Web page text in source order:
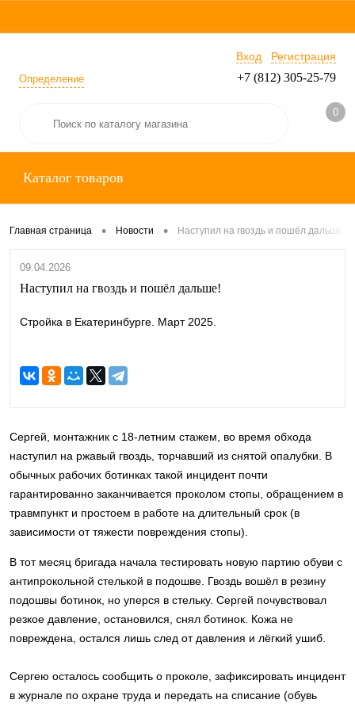
Определение
Вход Регистрация
+7 (812) 305-25-79
0
Каталог товаров
Главная страница • Новости • Наступил на гвоздь и пошёл дальше!
09.04.2026
Наступил на гвоздь и пошёл дальше!
Cтройка в Екатеринбурге. Март 2025.
Cергей, монтажник с 18-летним стажем, во время обхода
наступил на ржавый гвоздь, торчавший из снятой опалубки. В
обычных рабочих ботинках такой инцидент почти
гарантированно заканчивается проколом стопы, обращением в
травмпункт и простоем в работе на длительный срок (в
зависимости от тяжести повреждения стопы).
В тот месяц бригада начала тестировать новую партию обуви с
антипрокольной стелькой в подошве. Гвоздь вошёл в резину
подошвы ботинок, но уперся в стельку. Сергей почувствовал
резкое давление, остановился, снял ботинок. Кожа не
повреждена, остался лишь след от давления и лёгкий ушиб.
Сергею осталось сообщить о проколе, зафиксировать инцидент
в журнале по охране труда и передать на списание (обувь